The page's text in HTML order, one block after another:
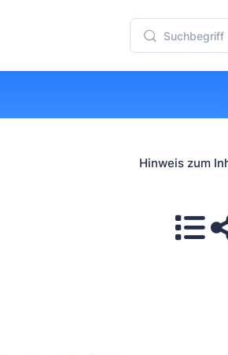
Hinweis zum